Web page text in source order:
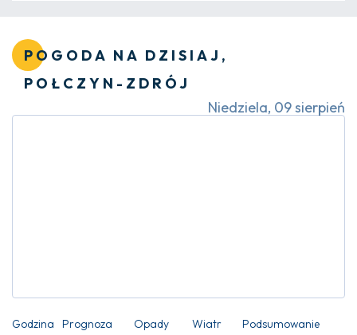
POGODA NA DZISIAJ,
POŁCZYN-ZDRÓJ
Niedziela, 09 sierpień
Godzina Prognoza Opady Wiatr Podsumowanie